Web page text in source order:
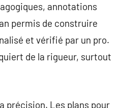
annotations
permis de construire
et vérifié par un pro.
de la rigueur, surtout
précision. Les plans pour